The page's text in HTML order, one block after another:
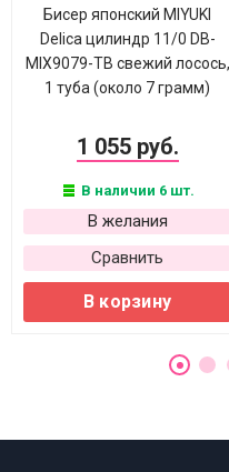
Бисер японский MIYUKI
Delica цилиндр 11/0 DB-
MIX9079-ТВ свежий лосось,
1 туба (около 7 грамм)
1 055 руб.
В наличии 6 шт.
В желания
Сравнить
В корзину